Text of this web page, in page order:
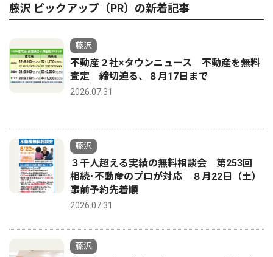
藤沢 ピックアップ（PR）の新着記事
藤沢
不動産２社×タウンニュース 不動産を無料
査定 締切迫る、８月17日まで
2026.07.31
藤沢
３千人超える実績の無料相談会 第253回
相続･不動産のプロが対応 ８月22日（土）
事前予約先着順
2026.07.31
藤沢